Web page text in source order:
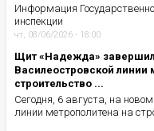
Информация
инспекции
чт, 08/06/2026 - 18:00
Щит «Надежда»
Василеостровской линии
строительство ...
Сегодня, 6 августа, на
линии метрополитена на